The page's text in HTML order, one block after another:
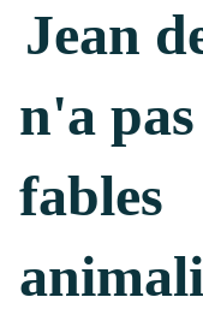
Jean
n'a
fables